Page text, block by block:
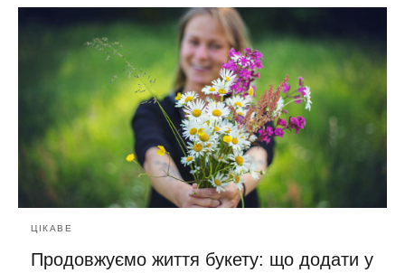
ЦІКАВЕ
Продовжуємо життя букету: що додати у